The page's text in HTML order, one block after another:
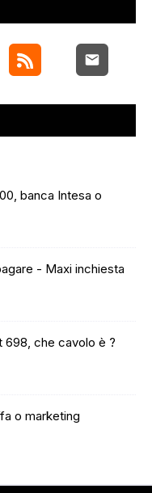
banca Intesa o
- Maxi inchiesta
698, che cavolo è ?
o marketing